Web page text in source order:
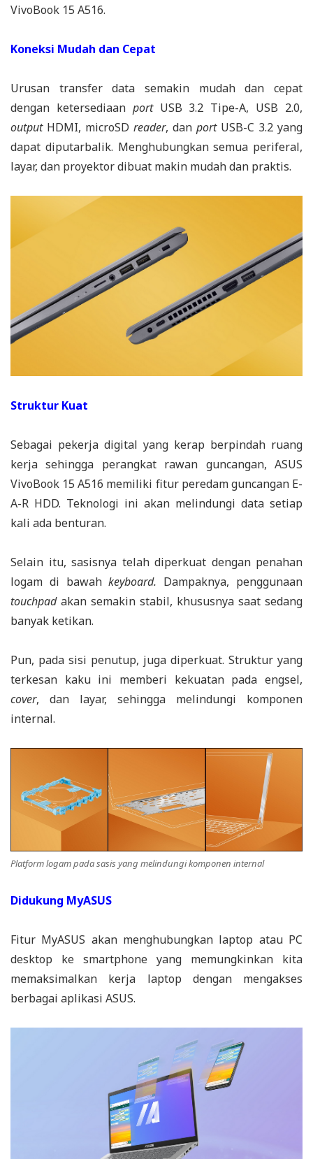
VivoBook 15 A516.
Koneksi Mudah dan Cepat
Urusan transfer data semakin mudah dan cepat
dengan ketersediaan portUSB 3.2 Tipe-A, USB 2.0,
outputHDMI, microSD reader, dan portUSB-C 3.2 yang
dapat diputarbalik. Menghubungkan semua periferal,
layar, dan proyektor dibuat makin mudah dan praktis.
Struktur Kuat
Sebagai pekerja digital yang kerap berpindah ruang
kerja sehingga perangkat rawan guncangan, ASUS
VivoBook 15 A516 memiliki fitur peredam guncangan E-
A-R HDD. Teknologi ini akan melindungi data setiap
kali ada benturan.
Selain itu, sasisnya telah diperkuat dengan penahan
logam di bawahkeyboard. Dampaknya, penggunaan
touchpadakan semakin stabil, khususnya saat sedang
banyak ketikan.
Pun, pada sisi penutup, juga diperkuat. Struktur yang
terkesan kaku ini memberi kekuatan pada engsel,
cover, dan layar, sehingga melindungi komponen
internal.
Platform logam pada sasis yang melindungi komponen internal
Didukung MyASUS
Fitur MyASUS akan menghubungkan laptop atau PC
desktop ke smartphone yang memungkinkan kita
memaksimalkan kerja laptop dengan mengakses
berbagai aplikasi ASUS.